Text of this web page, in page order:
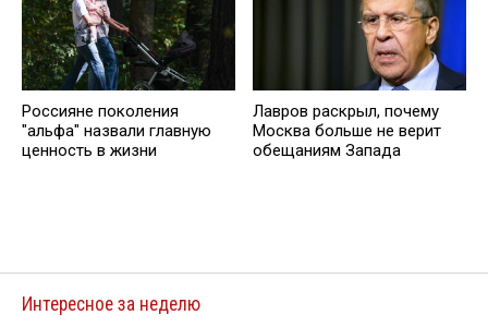
Россияне поколения
"альфа" назвали главную
ценность в жизни
Лавров раскрыл, почему
Москва больше не верит
обещаниям Запада
Интересное за неделю